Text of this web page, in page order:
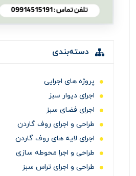
دسته‌بندی
پروژه های اجرایی
اجرای دیوار سبز
اجرای فضای سبز
طراحی و اجرای روف گاردن
اجرای لایه های روف گاردن
طراحی و اجرا محوطه سازی
طراحی و اجرای تراس سبز